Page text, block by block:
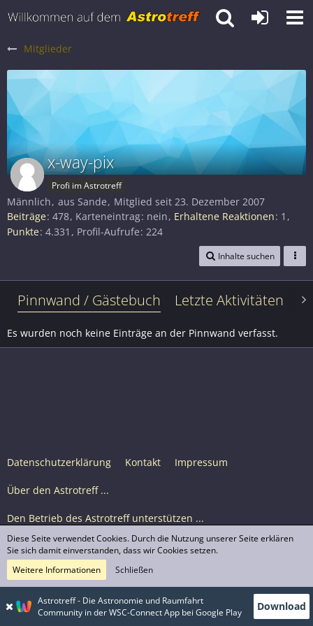
Mitglieder
x-way-pix
Profi im Astrotreff
Männlich aus Sande
Mitglied seit 23. Dezember 2007
Beiträge 478 Karteneintrag nein Erhaltene Reaktionen 1
Punkte 4.331 Profil-Aufrufe 224
Inhalte suchen
Pinnwand / Gästebuch Letzte Aktivitäten
Es wurden noch keine Einträge an der Pinnwand verfasst.
Datenschutzerklärung Kontakt Impressum
Über den Astrotreff ...
Den Betrieb des Astrotreff unterstützen ...
Nutzungsbedingungen
© Astrotreff 2001-2026, lizenziert unter CC BY-SA,
sofern für einzelne Inhalte nicht anders angegeben
Astrotreff - Die Astronomie und Raumfahrt
Community in der WSC-Connect App bei Google Play
Download
Diese Seite verwendet Cookies. Durch die Nutzung unserer Seite erklären
Sie sich damit einverstanden, dass wir Cookies setzen.
Weitere Informationen
Schließen